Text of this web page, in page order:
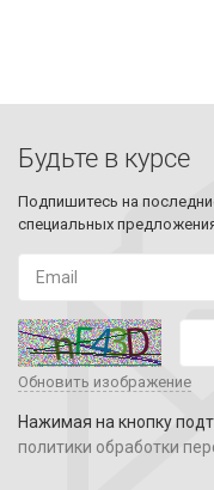
Будьте в курсе
Подпишитесь на
специальных
Обновить изображение
Нажимая на кнопку
политики обработки